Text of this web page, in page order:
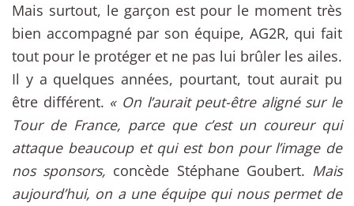
Mais surtout, le garçon est pour le moment très
bien accompagné par son équipe, AG2R, qui fait
tout pour le protéger et ne pas lui brûler les ailes.
Il y a quelques années, pourtant, tout aurait pu
être différent. « On l’aurait peut-être aligné sur le
Tour de France, parce que c’est un coureur qui
attaque beaucoup et qui est bon pour l’image de
nos sponsors, concède Stéphane Goubert. Mais
aujourd’hui, on a une équipe qui nous permet de